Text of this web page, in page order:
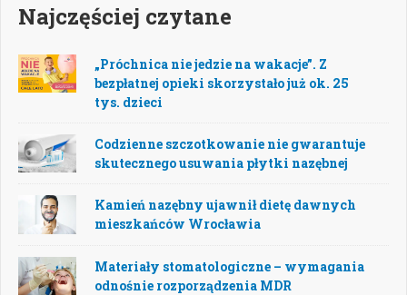
Najczęściej czytane
„Próchnica nie jedzie na wakacje”. Z
bezpłatnej opieki skorzystało już ok. 25
tys. dzieci
Codzienne szczotkowanie nie gwarantuje
skutecznego usuwania płytki nazębnej
Kamień nazębny ujawnił dietę dawnych
mieszkańców Wrocławia
Materiały stomatologiczne – wymagania
odnośnie rozporządzenia MDR